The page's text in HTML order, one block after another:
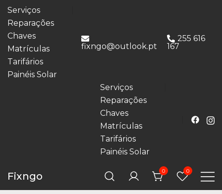
Serviços
Reparações
Chaves
Matrículas
Tarifários
Painéis Solar
fixngo@outlook.pt
255 616
167
Serviços
Reparações
Chaves
Matrículas
Tarifários
Painéis Solar
Fixngo 0 0